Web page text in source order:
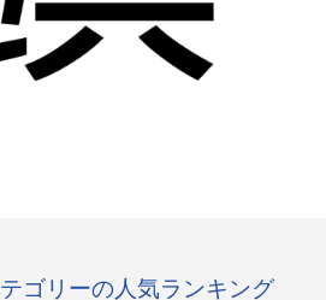
ゴリーの人気ランキング